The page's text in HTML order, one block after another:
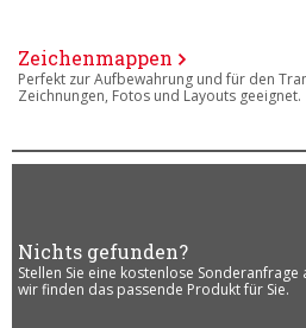
Zeichenmappen
Perfekt zur Aufbewahrung und für den
Zeichnungen, Fotos und Layouts geeignet.
Nichts gefunden?
Stellen Sie eine kostenlose Sonderanfrage
wir finden das passende Produkt für Sie.